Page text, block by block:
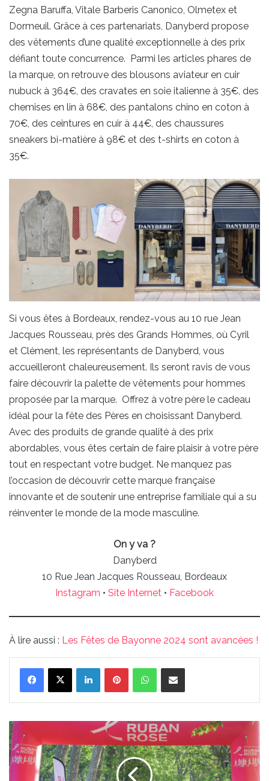
Zegna Baruffa, Vitale Barberis Canonico, Olmetex et
Dormeuil. Grâce à ces partenariats, Danyberd propose
des vêtements d’une qualité exceptionnelle à des prix
défiant toute concurrence. Parmi les articles phares de
la marque, on retrouve des blousons aviateur en cuir
nubuck à 364€, des cravates en soie italienne à 35€, des
chemises en lin à 68€, des pantalons chino en coton à
70€, des ceintures en cuir à 44€, des chaussures
sneakers bi-matière à 98€ et des t-shirts en coton à
35€.
Si vous êtes à Bordeaux, rendez-vous au 10 rue Jean
Jacques Rousseau, près des Grands Hommes, où Cyril
et Clément, les représentants de Danyberd, vous
accueilleront chaleureusement. Ils seront ravis de vous
faire découvrir la palette de vêtements pour hommes
proposée par la marque. Offrez à votre père le cadeau
idéal pour la fête des Pères en choisissant Danyberd.
Avec des produits de grande qualité à des prix
abordables, vous êtes certain de faire plaisir à votre père
tout en respectant votre budget. Ne manquez pas
l’occasion de découvrir cette marque française
innovante et de soutenir une entreprise familiale qui a su
réinventer le monde de la mode masculine.
On y va ?
Danyberd
10 Rue Jean Jacques Rousseau, Bordeaux
Instagram • Site Internet • Facebook
À lire aussi : Les Fêtes de Bayonne 2024 sont avancées !
LinkedinPinterestWhatsAppPartager par email
Participez
au
Challenge
du
Ruban